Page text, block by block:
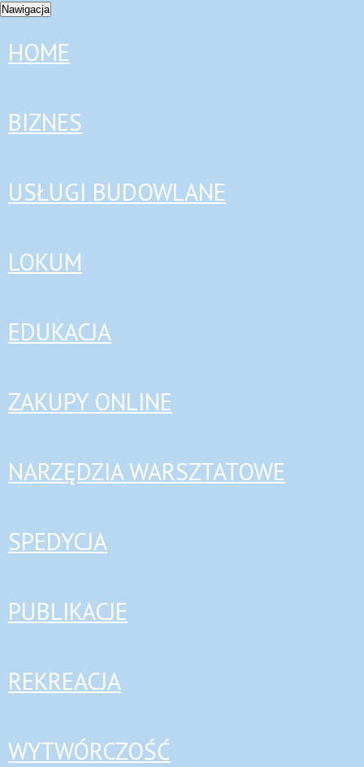
Nawigacja
HOME
BIZNES
USŁUGI BUDOWLANE
LOKUM
EDUKACJA
ZAKUPY ONLINE
NARZĘDZIA WARSZTATOWE
SPEDYCJA
PUBLIKACJE
REKREACJA
WYTWÓRCZOŚĆ